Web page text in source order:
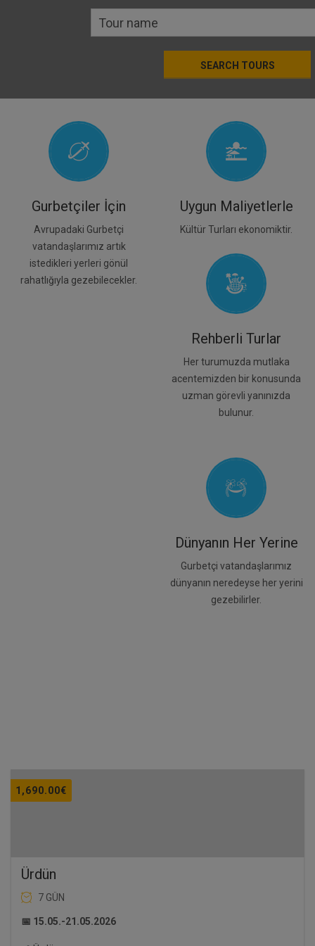
SEARCH TOURS
Gurbetçiler İçin
Avrupadaki Gurbetçi
vatandaşlarımız artık
istedikleri yerleri gönül
rahatlığıyla gezebilecekler.
Uygun Maliyetlerle
Kültür Turları ekonomiktir.
Rehberli Turlar
Her turumuzda mutlaka
acentemizden bir konusunda
uzman görevli yanınızda
bulunur.
Dünyanın Her Yerine
Gurbetçi vatandaşlarımız
dünyanın neredeyse her yerini
gezebilirler.
1,690.00€
Ürdün
7 GÜN
📅 15.05.-21.05.2026